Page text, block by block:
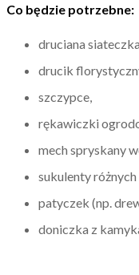
Co będzie potrzebne:
druciana
drucik
szczypce,
rękawiczki
mech spryskany
sukulenty
patyczek (np.
doniczka z